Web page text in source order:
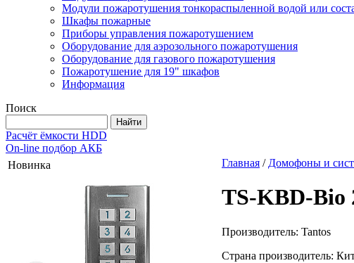
Модули пожаротушения тонкораспыленной водой или
Шкафы пожарные
Приборы управления пожаротушением
Оборудование для аэрозольного пожаротушения
Оборудование для газового пожаротушения
Пожаротушение для 19" шкафов
Информация
Поиск
Расчёт ёмкости HDD
On-line подбор АКБ
Новинка
Главная / Домофоны и
TS-KBD-Bio
Производитель: Tantos
Страна производитель: